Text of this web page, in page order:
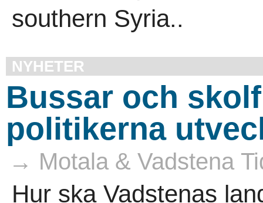
southern Syria..
NYHETER
Bussar och
politikerna
→ Motala & Vadstena
Hur ska Vadstenas